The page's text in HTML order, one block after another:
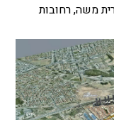
משה, רחובות